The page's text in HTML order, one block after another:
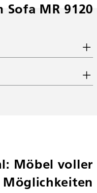
Sofa MR 9120
Möbel voller
Möglichkeiten